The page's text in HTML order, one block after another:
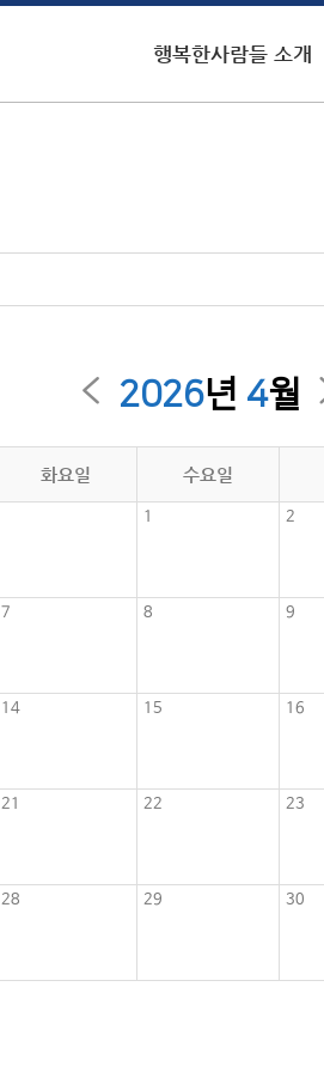
행복한사람들 소개
2026년 4월
화요일 수요일
1 2
7 8 9
14 15 16
21 22 23
28 29 30